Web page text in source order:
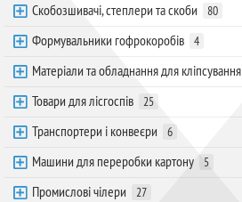
Скобозшивачі, степлери та скоби 80
Формувальники гофрокоробів 4
Матеріали та обладнання для кліпсування
Товари для лісгоспів 25
Транспортери і конвеєри 6
Машини для переробки картону 5
Промислові чілери 27